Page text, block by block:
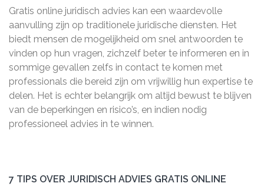
Gratis online juridisch advies kan een waardevolle
aanvulling zijn op traditionele juridische diensten. Het
biedt mensen de mogelijkheid om snel antwoorden te
vinden op hun vragen, zichzelf beter te informeren en in
sommige gevallen zelfs in contact te komen met
professionals die bereid zijn om vrijwillig hun expertise te
delen. Het is echter belangrijk om altijd bewust te blijven
van de beperkingen en risico’s, en indien nodig
professioneel advies in te winnen.
7 TIPS OVER JURIDISCH ADVIES GRATIS ONLINE